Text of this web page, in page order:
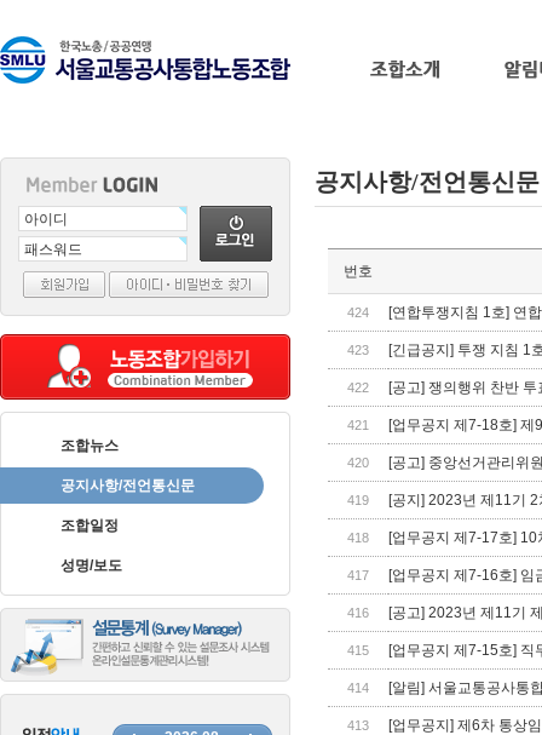
조합뉴스
공지사항/전언통신문
조합일정
성명/보도
공지사항/전언통신문
사
장
나
마
그
번호
424 [연합투쟁지침 1호] 연
423 [긴급공지] 투쟁 지침 1
422 [공고] 쟁의행위 찬반 투
421 [업무공지 제7-18호]
420 [공고] 중앙선거관리위
419 [공지] 2023년 제11기
418 [업무공지 제7-17호]
417 [업무공지 제7-16호]
416 [공고] 2023년 제11기
415 [업무공지 제7-15호] 직
414 [알림] 서울교통공사통
413 [업무공지] 제6차 통상